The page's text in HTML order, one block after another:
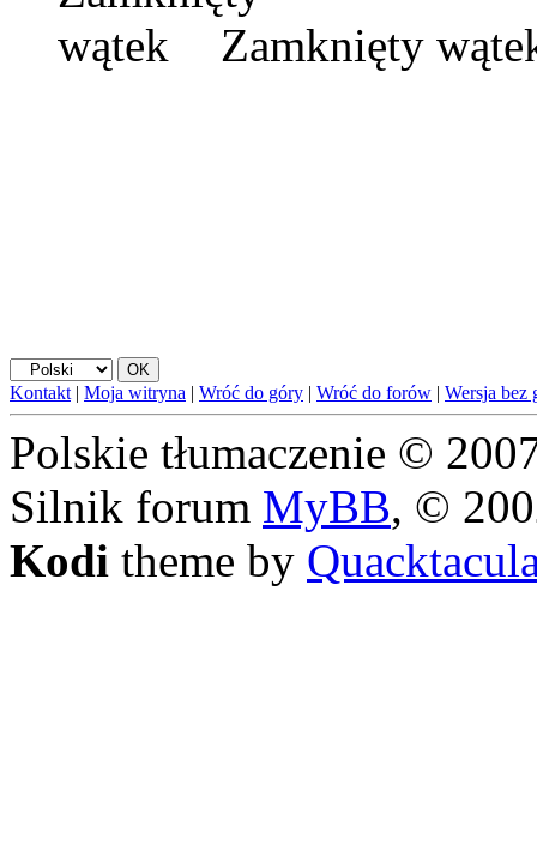
Zamknięty
Kontakt | Moja witryna | Wróć do góry | Wróć do forów | Wersja bez
Polskie tłumaczenie ©
Silnik forum MyBB, ©
Kodi theme by